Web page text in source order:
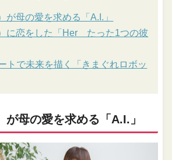
が母の愛を求める「A.I.」
に恋をした「Her たった1つの彼
トで未来を描く「きまぐれロボッ
が母の愛を求める「A.I.」